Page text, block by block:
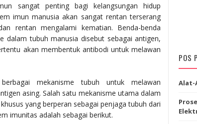
sangat penting bagi kelangsungan hidup
imun manusia akan sangat rentan terserang
rentan mengalami kematian. Benda-benda
dalam tubuh manusia disebut sebagai antigen,
akan membentuk antibodi untuk melawan
mekanisme tubuh untuk melawan
asing. Salah satu mekanisme utama dalam
yang berperan sebagai penjaga tubuh dari
imunitas adalah sebagai berikut.
POS
Alat-